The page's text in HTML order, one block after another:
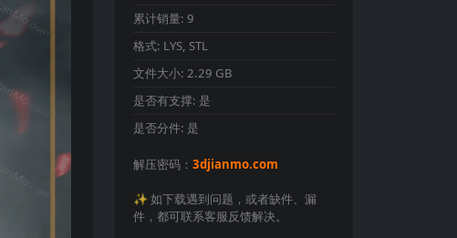
累计销量: 9
格式: LYS, STL
文件大小: 2.29 GB
是否有支撑: 是
是否分件: 是
解压密码： 3djianmo.com
✨️ 如下载遇到问题，或者缺件、漏
件，都可联系客服反馈解决。